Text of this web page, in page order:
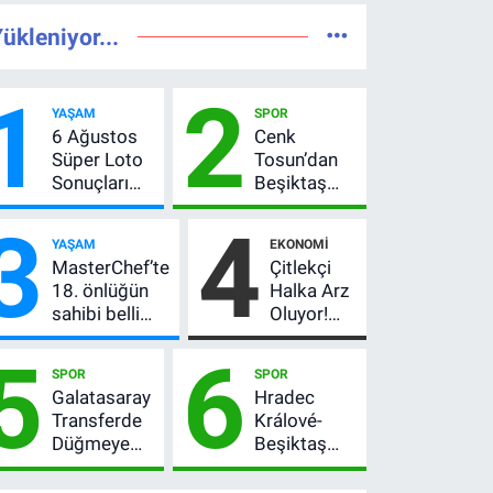
YAŞAM
6 Ağustos
Süper Loto
Sonuçları
Açıklandı!
TL’lik Çekiliş
2 SPOR
Cenk
Tosun’dan
Beşiktaş
açıklaması:
asıl mesajı
satır
arasında
verdi
YAŞAM
MasterChef’te
18. önlüğün
sahibi belli
oldu! Ana
yarışmacı kim
oldu?
4 EKONOMI
Çitlekçi
Halka Arz
Oluyor!
SPK
Fiyatı, Lot
Sayısı ve
Talep
Toplama
Tarihi
SPOR
Galatasaray
Transferde
Düğmeye
Bastı! Leao,
6 SPOR
Hradec
Králové-
Beşiktaş
maçı hangi